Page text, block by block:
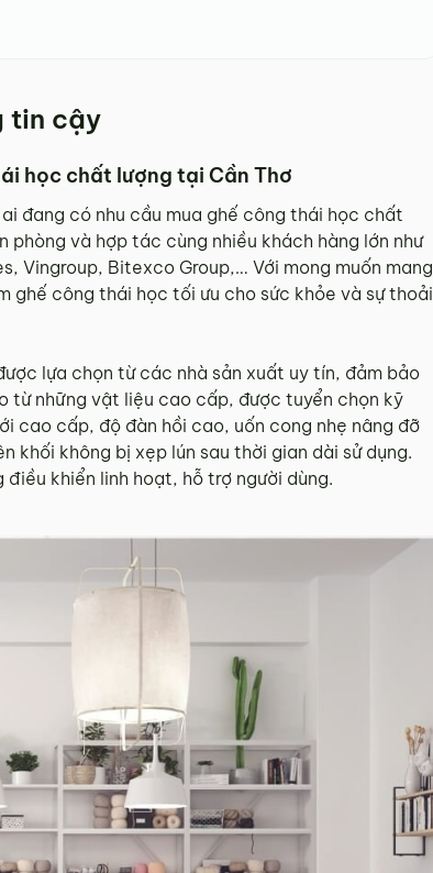
tin cậy
học chất lượng tại Cần Thơ
đang có nhu cầu mua ghế công thái học chất
và hợp tác cùng nhiều khách hàng lớn như
Vingroup, Bitexco Group,… Với mong muốn mang
ghế công thái học tối ưu cho sức khỏe và sự thoải
lựa chọn từ các nhà sản xuất uy tín, đảm bảo
từ những vật liệu cao cấp, được tuyển chọn kỹ
cao cấp, độ đàn hồi cao, uốn cong nhẹ nâng đỡ
khối không bị xẹp lún sau thời gian dài sử dụng.
khiển linh hoạt, hỗ trợ người dùng.